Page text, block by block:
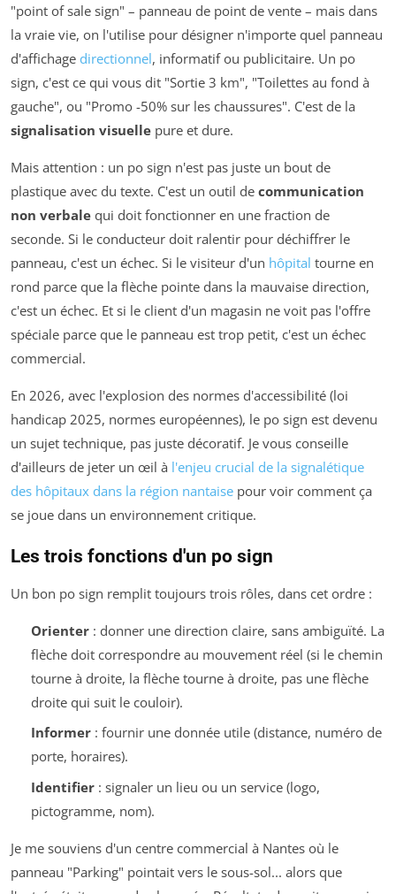
"point of sale sign" – panneau de point de vente – mais dans
la vraie vie, on l'utilise pour désigner n'importe quel panneau
d'affichage directionnel, informatif ou publicitaire. Un po
sign, c'est ce qui vous dit "Sortie 3 km", "Toilettes au fond à
gauche", ou "Promo -50% sur les chaussures". C'est de la
signalisation visuelle pure et dure.
Mais attention : un po sign n'est pas juste un bout de
plastique avec du texte. C'est un outil de communication
non verbale qui doit fonctionner en une fraction de
seconde. Si le conducteur doit ralentir pour déchiffrer le
panneau, c'est un échec. Si le visiteur d'un hôpital tourne en
rond parce que la flèche pointe dans la mauvaise direction,
c'est un échec. Et si le client d'un magasin ne voit pas l'offre
spéciale parce que le panneau est trop petit, c'est un échec
commercial.
En 2026, avec l'explosion des normes d'accessibilité (loi
handicap 2025, normes européennes), le po sign est devenu
un sujet technique, pas juste décoratif. Je vous conseille
d'ailleurs de jeter un œil à l'enjeu crucial de la signalétique
des hôpitaux dans la région nantaise pour voir comment ça
se joue dans un environnement critique.
Les trois fonctions d'un po sign
Un bon po sign remplit toujours trois rôles, dans cet ordre :
Orienter: donner une direction claire, sans ambiguïté. La
flèche doit correspondre au mouvement réel (si le chemin
tourne à droite, la flèche tourne à droite, pas une flèche
droite qui suit le couloir).
Informer: fournir une donnée utile (distance, numéro de
porte, horaires).
Identifier: signaler un lieu ou un service (logo,
pictogramme, nom).
Je me souviens d'un centre commercial à Nantes où le
panneau "Parking" pointait vers le sous-sol... alors que